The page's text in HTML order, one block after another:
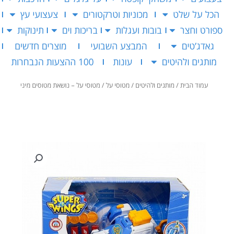
הכל על שלט
מכוניות וטרקטורים
צעצועי עץ
ספורט וחצר
בובות ועגלות בריכות וים
תינוקות
גאדג’טים
המבצע השבועי
מוצרים חדשים
מותגים ולהיטים
עונות 100 ההצעות הנבחרות
עמוד הבית/ מותגים ולהיטים / מטוסי על/ מטוסי על – נושאת מטוסים מיני